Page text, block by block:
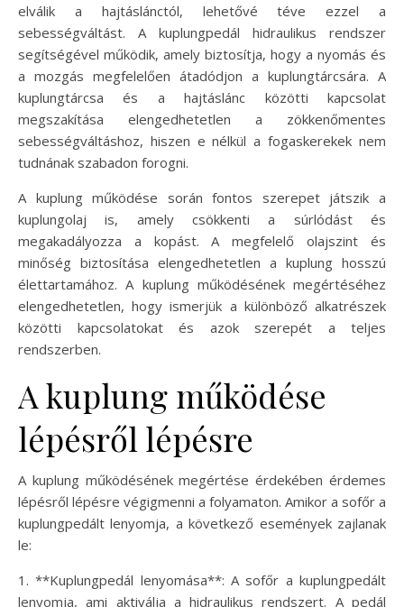
elválik a hajtáslánctól, lehetővé téve ezzel a
sebességváltást. A kuplungpedál hidraulikus rendszer
segítségével működik, amely biztosítja, hogy a nyomás és
a mozgás megfelelően átadódjon a kuplungtárcsára. A
kuplungtárcsa és a hajtáslánc közötti kapcsolat
megszakítása elengedhetetlen a zökkenőmentes
sebességváltáshoz, hiszen e nélkül a fogaskerekek nem
tudnának szabadon forogni.
A kuplung működése során fontos szerepet játszik a
kuplungolaj is, amely csökkenti a súrlódást és
megakadályozza a kopást. A megfelelő olajszint és
minőség biztosítása elengedhetetlen a kuplung hosszú
élettartamához. A kuplung működésének megértéséhez
elengedhetetlen, hogy ismerjük a különböző alkatrészek
közötti kapcsolatokat és azok szerepét a teljes
rendszerben.
A kuplung működése
lépésről lépésre
A kuplung működésének megértése érdekében érdemes
lépésről lépésre végigmenni a folyamaton. Amikor a sofőr a
kuplungpedált lenyomja, a következő események zajlanak
le:
1. **Kuplungpedál lenyomása**: A sofőr a kuplungpedált
lenyomja, ami aktiválja a hidraulikus rendszert. A pedál